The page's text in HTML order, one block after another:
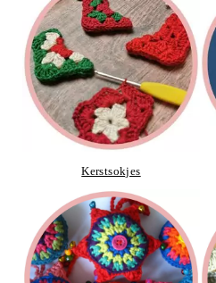
Kerstsokjes